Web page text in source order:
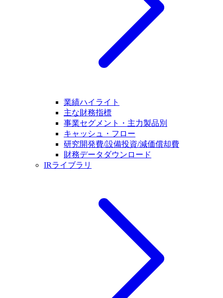
業績ハイライト
主な財務指標
事業セグメント・主力製品別
キャッシュ・フロー
研究開発費/設備投資/減価償却費
財務データダウンロード
IRライブラリ